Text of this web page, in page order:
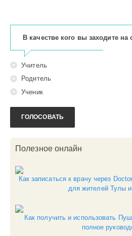
У
В качестве кого вы заходите на
Учитель
Родитель
Ученик
ГОЛОСОВАТЬ
Полезное онлайн
Как записаться к врачу через
для жителей Тулы
Как получить и использовать
полное